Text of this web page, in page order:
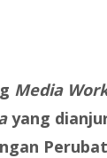
Media
yang